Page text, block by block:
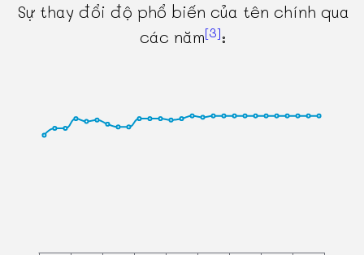
Sự thay đổi độ phổ biến của tên chính qua
các năm[3]: